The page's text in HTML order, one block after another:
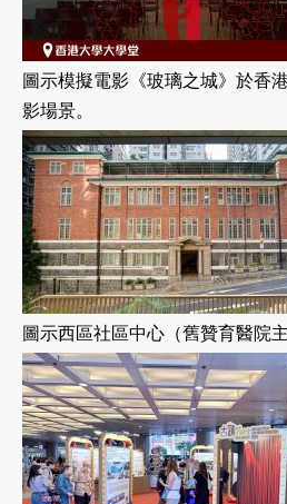
圖示模擬電影《玻璃之城》於香
影場景。
圖示西區社區中心（舊贊育醫院主